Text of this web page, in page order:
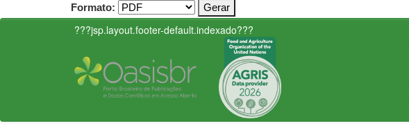
Formato:
???jsp.layout.footer-default.indexado???